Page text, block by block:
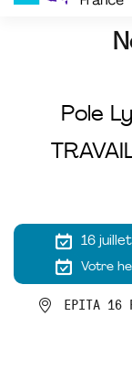
Pole
16
Votre
EPITA 16